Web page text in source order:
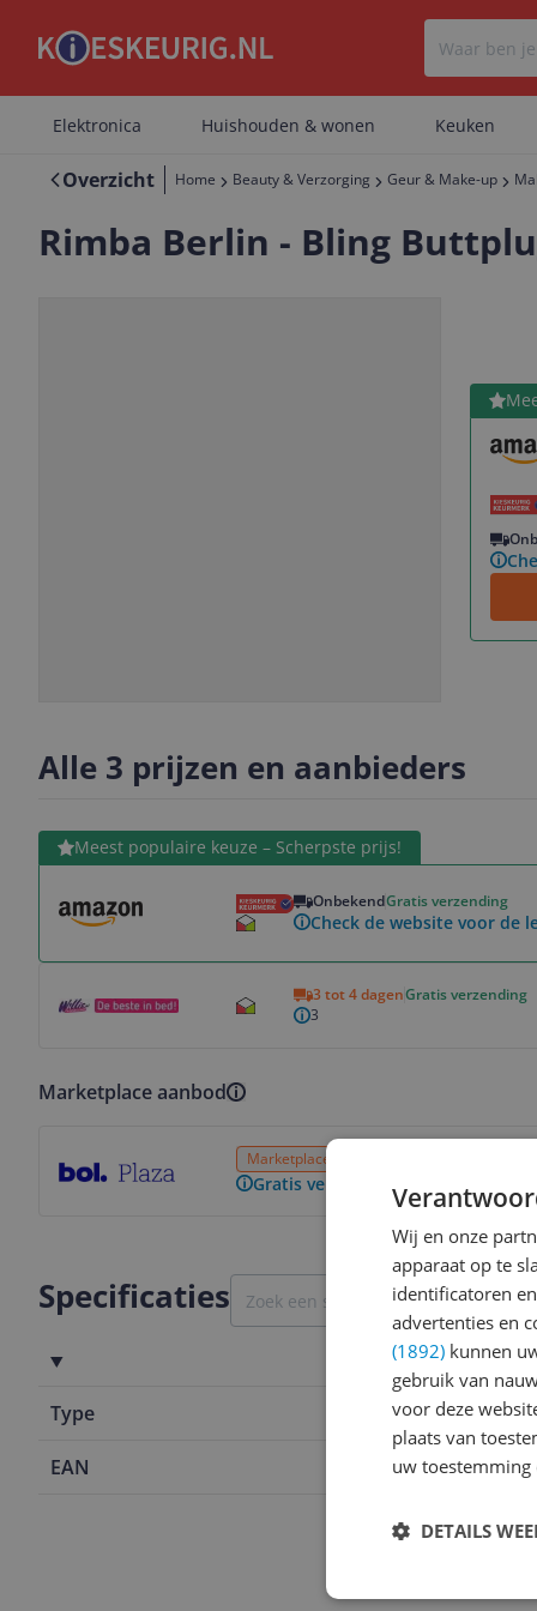
Elektronica Huishouden & wonen Keuken
Overzicht Home Beauty & Verzorging Geur & Make-up
Rimba Berlin - Bling
Bekijk
Alle 3 prijzen en aanbieders
Meest populaire keuze – Scherpste prijs!
OnbekendGratis verzending
Check de website voor de
Bekijk product
3 tot 4 dagenGratis verzending
3
Marketplace aanbod
Marketplace
Gratis verzending vanaf € 25,- | 30
Specificaties
Algemeen
Type
Anders
EAN
Wij en onze
apparaat op te
identificatoren
advertenties en
(1892) kunnen
gebruik van
voor deze
plaats van
uw
DETAILS